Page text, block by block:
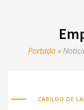
Portada»
CABILDO DE